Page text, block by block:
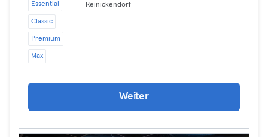
Essential
Classic
Premium
Max
Reinickendorf
Weiter